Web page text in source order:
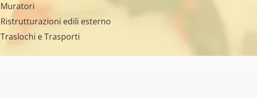
Muratori
Ristrutturazioni edili esterno
Traslochi e Trasporti